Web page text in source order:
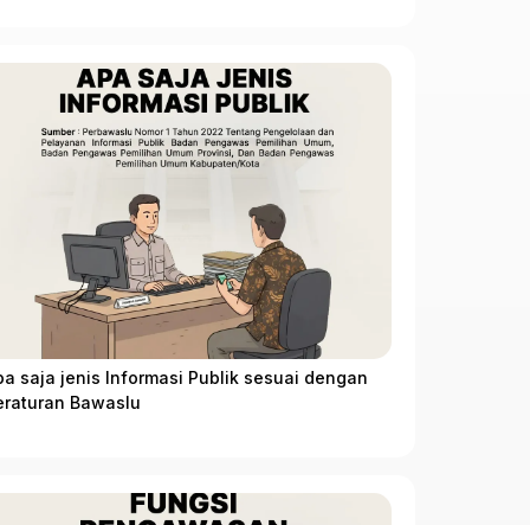
saja jenis Informasi Publik sesuai dengan
Bawaslu